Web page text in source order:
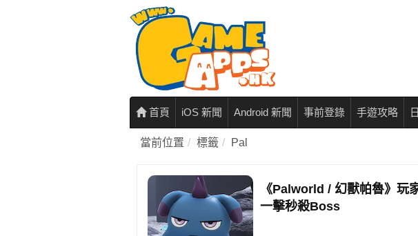
首頁 iOS 新聞 Android 新聞 事前登錄 手遊攻略
當前位置 標籤 Pal
《Palworld / 幻獸帕魯》玩
一擊秒殺Boss